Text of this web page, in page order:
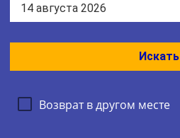
Искать
Возврат в другом месте